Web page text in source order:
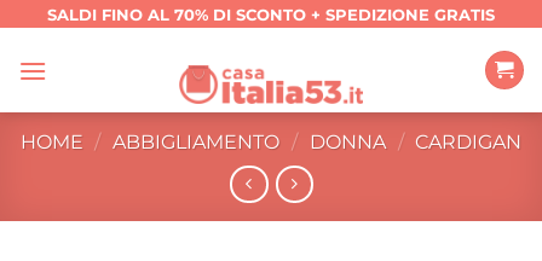
contenuti
SALDI FINO AL 70% DI SCONTO + SPEDIZIONE GRATIS
HOME / ABBIGLIAMENTO / DONNA / CARDIGAN